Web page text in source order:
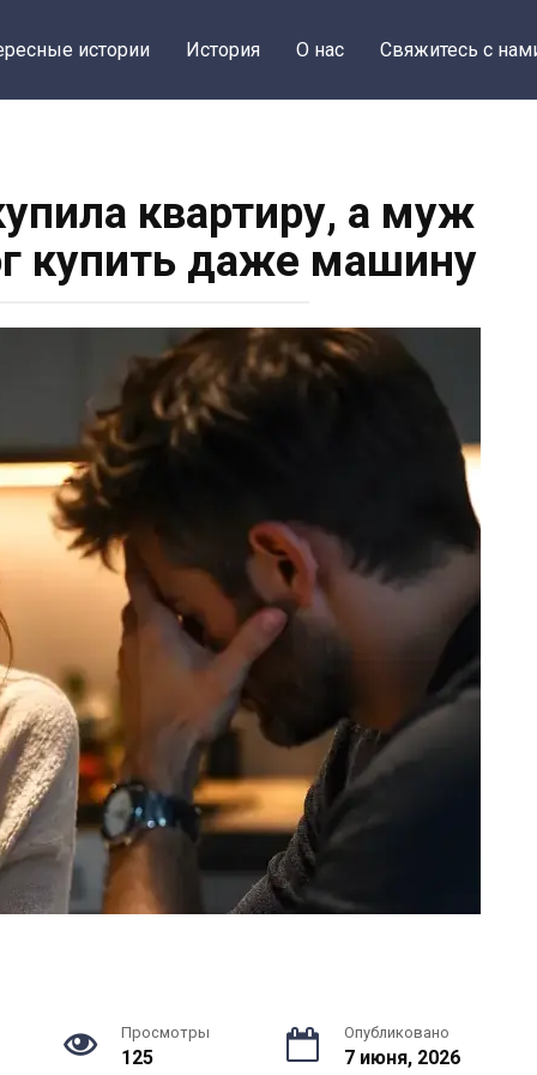
истории История О нас Свяжитесь с
квартиру, а муж
купить даже машину
Просмотры
125
Опубликовано
7 июня, 2026